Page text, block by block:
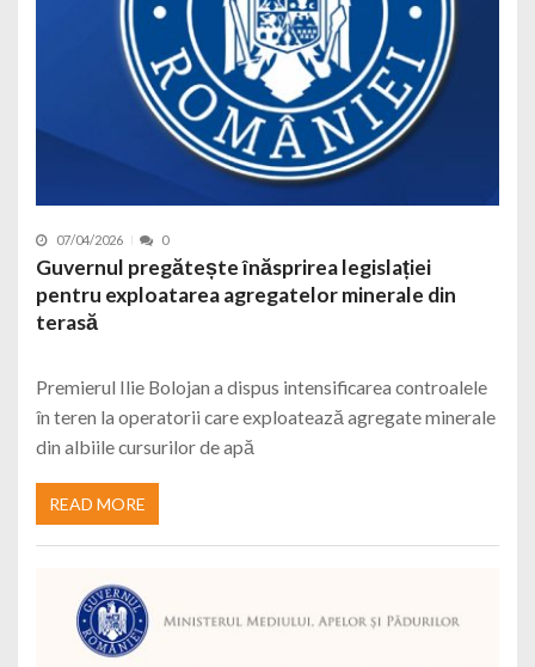
07/04/2026 0
Guvernul pregătește înăsprirea legislației
pentru exploatarea agregatelor minerale din
terasă
Premierul Ilie Bolojan a dispus intensificarea controalele
în teren la operatorii care exploatează agregate minerale
din albiile cursurilor de apă
READ MORE